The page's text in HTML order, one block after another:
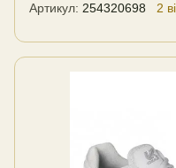
Артикул: 254320698 2